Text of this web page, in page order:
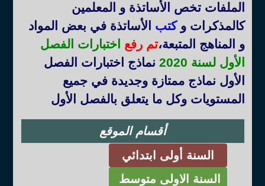
الملفات تخص الأساتذة و المعلمين
كالمذكرات وكتب الأساتذة في بعض المواد
و المناهج المتبعة،تم رفع اختبارات الفصل
الأول لسنة 2020
نماذج اختبارات الفصل
الأول نماذج ممتازة وجديدة في جميع
المستويات وكل ما يتعلق بالفصل الأول
أقسام الموقع
السنة أولى ابتدائي
السنة الاولى متوسط